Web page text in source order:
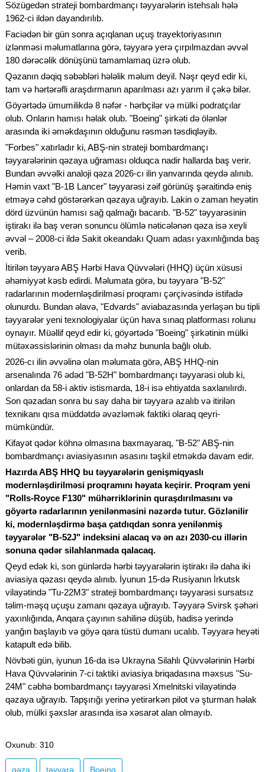
Sözügedən strateji bombardmançı təyyarələrin istehsalı hələ
1962-ci ildən dayandırılıb.
Faciədən bir gün sonra açıqlanan uçuş trayektoriyasının
izlənməsi məlumatlarına görə, təyyarə yerə çırpılmazdan əvvəl
180 dərəcəlik dönüşünü tamamlamaq üzrə olub.
Qəzanın dəqiq səbəbləri hələlik məlum deyil. Nəşr qeyd edir ki,
tam və hərtərəfli araşdırmanın aparılması azı yarım il çəkə bilər.
Göyərtədə ümumilikdə 8 nəfər - hərbçilər və mülki podratçılar
olub. Onların hamısı həlak olub. "Boeing" şirkəti də ölənlər
arasında iki əməkdaşının olduğunu rəsmən təsdiqləyib.
"Forbes" xatırladır ki, ABŞ-nin strateji bombardmançı
təyyarələrinin qəzaya uğraması olduqca nadir hallarda baş verir.
Bundan əvvəlki analoji qəza 2026-cı ilin yanvarında qeydə alınıb.
Həmin vaxt "B-1B Lancer" təyyarəsi zəif görünüş şəraitində eniş
etməyə cəhd göstərərkən qəzaya uğrayıb. Lakin o zaman heyətin
dörd üzvünün hamısı sağ qalmağı bacarıb. "B-52" təyyarəsinin
iştirakı ilə baş verən sonuncu ölümlə nəticələnən qəza isə xeyli
əvvəl – 2008-ci ildə Sakit okeandakı Quam adası yaxınlığında baş
verib.
İtirilən təyyarə ABŞ Hərbi Hava Qüvvələri (HHQ) üçün xüsusi
əhəmiyyət kəsb edirdi. Məlumata görə, bu təyyarə "B-52"
radarlarının modernləşdirilməsi proqramı çərçivəsində istifadə
olunurdu. Bundan əlavə, "Edvards" aviabazasında yerləşən bu tipli
təyyarələr yeni texnologiyalar üçün hava sınaq platforması rolunu
oynayır. Müəllif qeyd edir ki, göyərtədə "Boeing" şirkətinin mülki
mütəxəssislərinin olması da məhz bununla bağlı olub.
2026-cı ilin əvvəlinə olan məlumata görə, ABŞ HHQ-nin
arsenalında 76 ədəd "B-52H" bombardmançı təyyarəsi olub ki,
onlardan da 58-i aktiv istismarda, 18-i isə ehtiyatda saxlanılırdı.
Son qəzadan sonra bu say daha bir təyyarə azalıb və itirilən
texnikanı qısa müddətdə əvəzləmək faktiki olaraq qeyri-
mümkündür.
Kifayət qədər köhnə olmasına baxmayaraq, "B-52" ABŞ-nin
bombardmançı aviasiyasının əsasını təşkil etməkdə davam edir.
Hazırda ABŞ HHQ bu təyyarələrin genişmiqyaslı
modernləşdirilməsi proqramını həyata keçirir. Proqram yeni
"Rolls-Royce F130" mühərriklərinin quraşdırılmasını və
göyərtə radarlarının yenilənməsini nəzərdə tutur. Gözlənilir
ki, modernləşdirmə başa çatdıqdan sonra yenilənmiş
təyyarələr "B-52J" indeksini alacaq və ən azı 2030-cu illərin
sonuna qədər silahlanmada qalacaq.
Qeyd edək ki, son günlərdə hərbi təyyarələrin iştirakı ilə daha iki
aviasiya qəzası qeydə alınıb. İyunun 15-də Rusiyanın İrkutsk
vilayətində "Tu-22M3" strateji bombardmançı təyyarəsi sursatsız
təlim-məşq uçuşu zamanı qəzaya uğrayıb. Təyyarə Svirsk şəhəri
yaxınlığında, Anqara çayının sahilinə düşüb, hadisə yerində
yanğın başlayıb və göyə qara tüstü dumanı ucalıb. Təyyarə heyəti
katapult edə bilib.
Növbəti gün, iyunun 16-da isə Ukrayna Silahlı Qüvvələrinin Hərbi
Hava Qüvvələrinin 7-ci taktiki aviasiya briqadasına məxsus "Su-
24M" cəbhə bombardmançı təyyarəsi Xmelnitski vilayətində
qəzaya uğrayıb. Tapşırığı yerinə yetirərkən pilot və şturman həlak
olub, mülki şəxslər arasında isə xəsarət alan olmayıb.
Oxunub: 310
qəza təyyarə Boeing